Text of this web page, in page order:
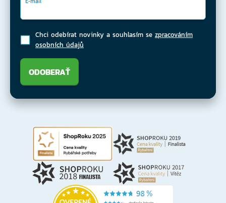
Chci odebírat novinky a souhlasím se zpracováním
osobních údajů
ODOBERAŤ